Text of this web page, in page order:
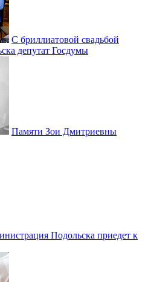
С бриллиатовой свадьбой
депутат Госдумы
Памяти Зои Дмитриевны
Подольска приедет к